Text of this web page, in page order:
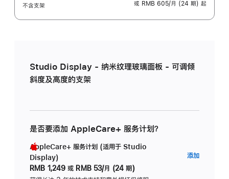
不含支架
或 RMB 605/月 (24 期) 起
Studio Display - 纳米纹理玻璃面板 - 可调倾
斜度及高度的支架
是否要添加 AppleCare+ 服务计划？
AppleCare+ 服务计划 (适用于 Studio
Display)
RMB 1,249 或 RMB 53/月 (24 期)
添加